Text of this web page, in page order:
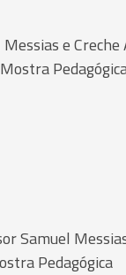
e Creche
Samuel
Pedagógica